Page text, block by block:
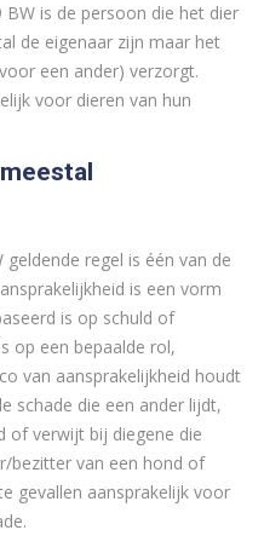
BW is de persoon die het dier
de eigenaar zijn maar het
een ander) verzorgt.
voor dieren van hun
regel is één van de
is een vorm
is op schuld of
op een bepaalde rol,
van aansprakelijkheid houdt
schade die een ander lijdt,
of verwijt bij diegene die
bezitter van een hond of
gevallen aansprakelijk voor